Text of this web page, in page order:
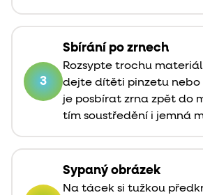
3
Sbírání po zrnech
Rozsypte trochu
dejte dítěti pinzetu nebo
je posbírat zrna zpět do
tím soustředění i jemná
Sypaný obrázek
Na tácek si tužkou